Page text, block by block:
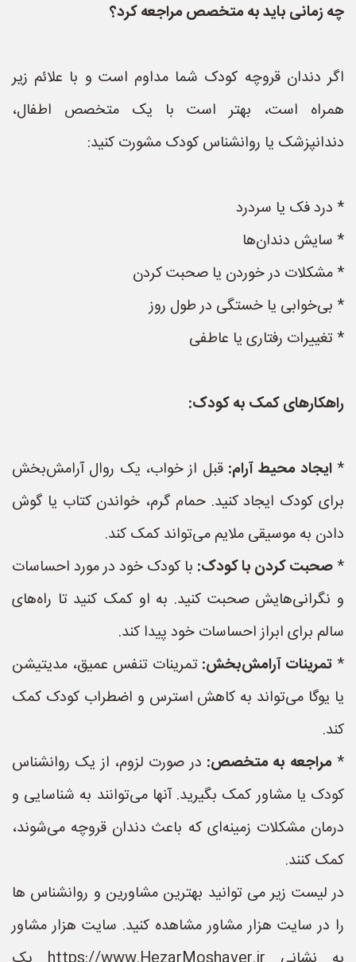
چه زمانی باید به متخصص مراجعه کرد؟
اگر دندان قروچه کودک شما مداوم است و با علائم زیر
همراه است، بهتر است با یک متخصص اطفال،
دندانپزشک یا روانشناس کودک مشورت کنید:
* درد فک یا سردرد
* سایش دندان‌ها
* مشکلات در خوردن یا صحبت کردن
* بی‌خوابی یا خستگی در طول روز
* تغییرات رفتاری یا عاطفی
راهکارهای کمک به کودک:
*ایجاد محیط آرام: قبل از خواب، یک روال آرامش‌بخش
برای کودک ایجاد کنید. حمام گرم، خواندن کتاب یا گوش
دادن به موسیقی ملایم می‌تواند کمک کند.
*صحبت کردن با کودک: با کودک خود در مورد احساسات
و نگرانی‌هایش صحبت کنید. به او کمک کنید تا راه‌های
سالم برای ابراز احساسات خود پیدا کند.
* تمرینات آرامش‌بخش: تمرینات تنفس عمیق، مدیتیشن
یا یوگا می‌تواند به کاهش استرس و اضطراب کودک کمک
کند.
*مراجعه به متخصص: در صورت لزوم، از یک روانشناس
کودک یا مشاور کمک بگیرید. آنها می‌توانند به شناسایی و
درمان مشکلات زمینه‌ای که باعث دندان قروچه می‌شوند،
کمک کنند.
در لیست زیر می توانید بهترین مشاورین و روانشناس ها
را در سایت هزار مشاور مشاهده کنید. سایت هزار مشاور